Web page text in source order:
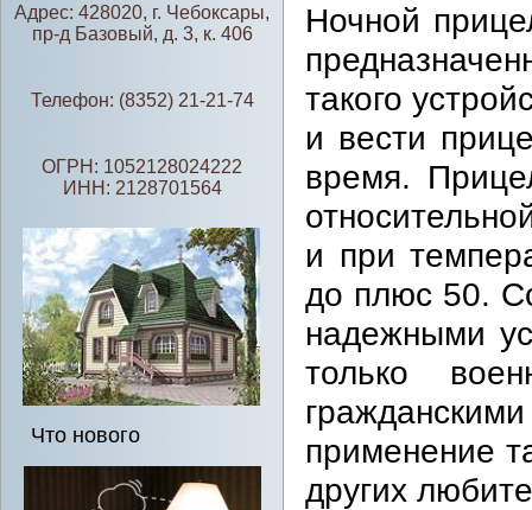
Адрес: 428020, г. Чебоксары,
пр-д Базовый, д. 3, к. 406
Телефон: (8352) 21-21-74
ОГРН: 1052128024222
ИНН: 2128701564
Что нового
Ночной
такого
и вести
время.
и при
до плюс 50.
надежными
только
применение
других